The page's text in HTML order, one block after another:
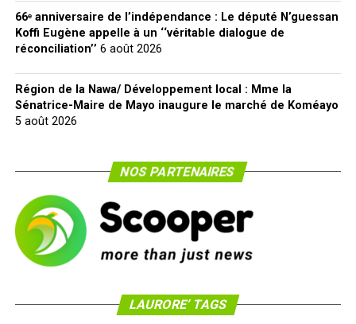
66ᵉ anniversaire de l’indépendance : Le député N’guessan
Koffi Eugène appelle à un ‘‘véritable dialogue de
réconciliation’’ 6 août 2026
Région de la Nawa/ Développement local : Mme la
Sénatrice-Maire de Mayo inaugure le marché de Koméayo
5 août 2026
NOS PARTENAIRES
LAURORE’ TAGS